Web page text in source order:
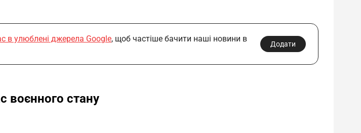
в улюблені джерела Google, щоб частіше бачити наші новини в
Додати
воєнного стану